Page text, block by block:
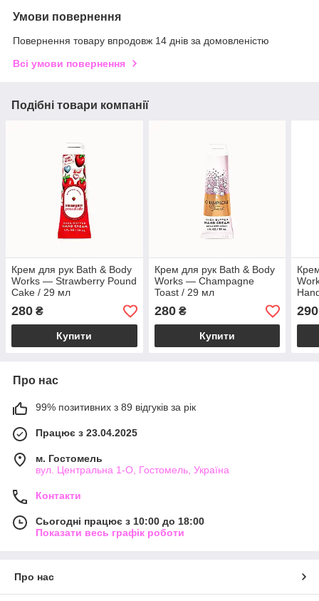
Умови повернення
Повернення товару впродовж 14 днів за домовленістю
Всі умови повернення
Подібні товари компанії
Крем для рук Bath & Body
Works — Strawberry Pound
Cake / 29 мл
280 ₴
Купити
Крем для рук Bath & Body
Works — Champagne
Toast / 29 мл
280₴
Купити
290
Про нас
99% позитивних з 89 відгуків за рік
Працює з 23.04.2025
м. Гостомель
вул. Центральна 1-О, Гостомель, Україна
Контакти
Сьогодні працює з 10:00 до 18:00
Показати весь графік роботи
Про нас